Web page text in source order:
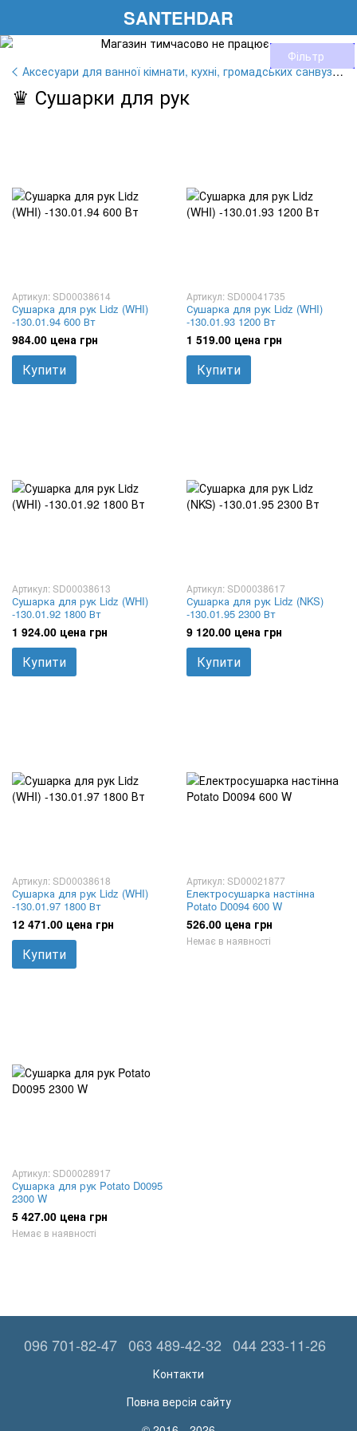
SANTEHDAR
Аксесуари для ванної кімнати, кухні, громадських санвузлів
Фільтр
♛ Сушарки для рук
Артикул: SD00038614
Сушарка для рук Lidz (WHI)
-130.01.94 600 Вт
984.00 цена грн
Купити
Артикул: SD00041735
Сушарка для рук Lidz (WHI)
-130.01.93 1200 Вт
1 519.00 цена грн
Купити
Артикул: SD00038613
Сушарка для рук Lidz (WHI)
-130.01.92 1800 Вт
1 924.00 цена грн
Купити
Артикул: SD00038617
Сушарка для рук Lidz (NKS)
-130.01.95 2300 Вт
9 120.00 цена грн
Купити
Артикул: SD00038618
Сушарка для рук Lidz (WHI)
-130.01.97 1800 Вт
12 471.00 цена грн
Купити
Артикул: SD00021877
Електросушарка настінна
Potato D0094 600 W
526.00 цена грн
Немає в наявності
Артикул: SD00028917
Сушарка для рук Potato D0095
2300 W
5 427.00 цена грн
Немає в наявності
096 701-82-47 063 489-42-32 044 233-11-26
Контакти
Повна версія сайту